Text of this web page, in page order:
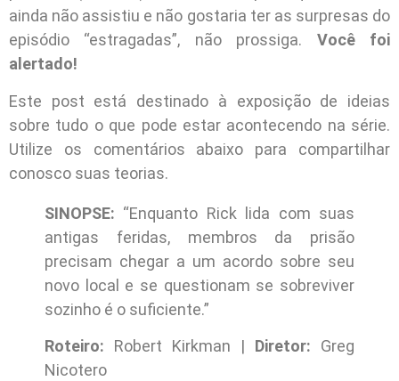
ainda não assistiu e não gostaria ter as surpresas do
episódio “estragadas”, não prossiga. Você foi
alertado!
Este post está destinado à exposição de ideias
sobre tudo o que pode estar acontecendo na série.
Utilize os comentários abaixo para compartilhar
conosco suas teorias.
SINOPSE: “Enquanto Rick lida com suas
antigas feridas, membros da prisão
precisam chegar a um acordo sobre seu
novo local e se questionam se sobreviver
sozinho é o suficiente.”
Roteiro: Robert Kirkman | Diretor: Greg
Nicotero